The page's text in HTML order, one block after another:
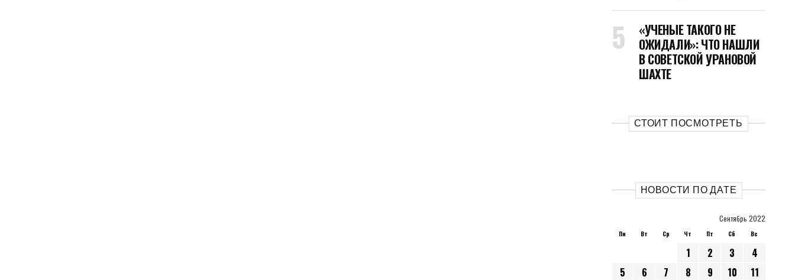
«УЧЕНЫЕ ТАКОГО НЕ
ОЖИДАЛИ»: ЧТО НАШЛИ
В СОВЕТСКОЙ УРАНОВОЙ
ШАХТЕ
СТОИТ ПОСМОТРЕТЬ
НОВОСТИ ПО ДАТЕ
Сентябрь 2022
Пн Вт Ср Чт Пт Сб Вс
1 2 3
4
5
6 7 8 9 10
11